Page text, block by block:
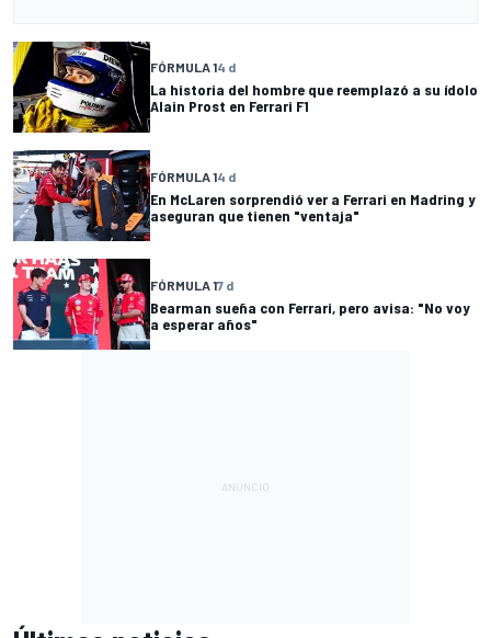
FÓRMULA 14 d
La historia del hombre que reemplazó a su ídolo
Alain Prost en Ferrari F1
FÓRMULA 14 d
En McLaren sorprendió ver a Ferrari en Madring y
aseguran que tienen "ventaja"
FÓRMULA 17 d
Bearman sueña con Ferrari, pero avisa: "No voy
a esperar años"